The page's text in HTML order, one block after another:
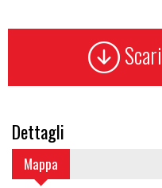
Dettagli
Mappa